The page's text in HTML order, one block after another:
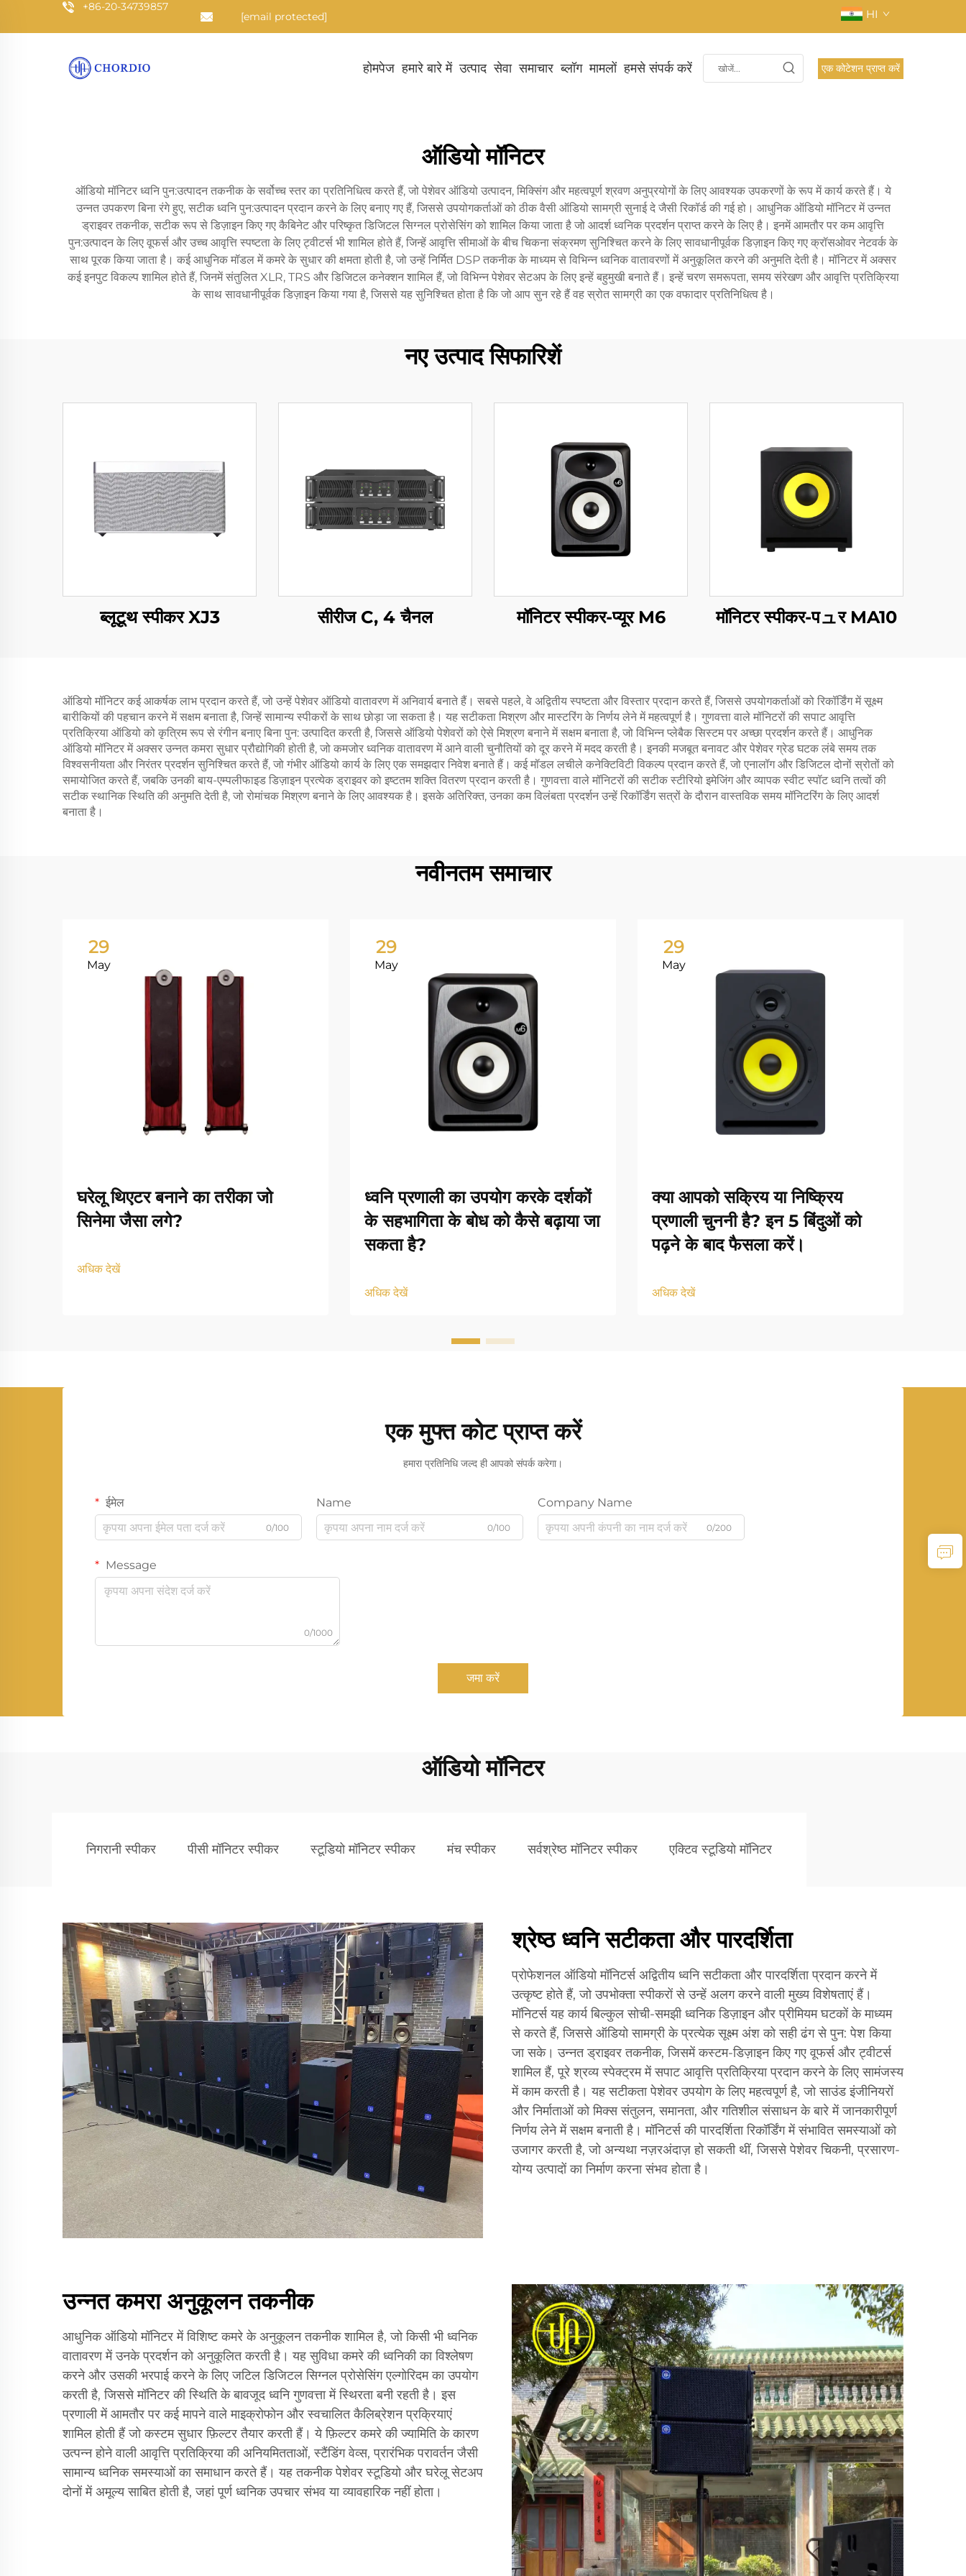
+86-20-34739857
[email protected] HI
होमपेज हमारे बारे में उत्पाद सेवा समाचार ब्लॉग मामलों हमसे संपर्क करें एक कोटेशन प्राप्त करें
ऑडियो मॉनिटर
ऑडियो मॉनिटर ध्वनि पुन:उत्पादन तकनीक के सर्वोच्च स्तर का प्रतिनिधित्व करते हैं, जो पेशेवर ऑडियो उत्पादन, मिक्सिंग और महत्वपूर्ण श्रवण अनुप्रयोगों के लिए आवश्यक उपकरणों के रूप में कार्य करते हैं। ये
उन्नत उपकरण बिना रंगे हुए, सटीक ध्वनि पुन:उत्पादन प्रदान करने के लिए बनाए गए हैं, जिससे उपयोगकर्ताओं को ठीक वैसी ऑडियो सामग्री सुनाई दे जैसी रिकॉर्ड की गई हो। आधुनिक ऑडियो मॉनिटर में उन्नत
ड्राइवर तकनीक, सटीक रूप से डिज़ाइन किए गए कैबिनेट और परिष्कृत डिजिटल सिग्नल प्रोसेसिंग को शामिल किया जाता है जो आदर्श ध्वनिक प्रदर्शन प्राप्त करने के लिए है। इनमें आमतौर पर कम आवृत्ति
पुन:उत्पादन के लिए वूफर्स और उच्च आवृत्ति स्पष्टता के लिए ट्वीटर्स भी शामिल होते हैं, जिन्हें आवृत्ति सीमाओं के बीच चिकना संक्रमण सुनिश्चित करने के लिए सावधानीपूर्वक डिज़ाइन किए गए क्रॉसओवर नेटवर्क के
साथ पूरक किया जाता है। कई आधुनिक मॉडल में कमरे के सुधार की क्षमता होती है, जो उन्हें निर्मित DSP तकनीक के माध्यम से विभिन्न ध्वनिक वातावरणों में अनुकूलित करने की अनुमति देती है। मॉनिटर में अक्सर
कई इनपुट विकल्प शामिल होते हैं, जिनमें संतुलित XLR, TRS और डिजिटल कनेक्शन शामिल हैं, जो विभिन्न पेशेवर सेटअप के लिए इन्हें बहुमुखी बनाते हैं। इन्हें चरण समरूपता, समय संरेखण और आवृत्ति प्रतिक्रिया
के साथ सावधानीपूर्वक डिज़ाइन किया गया है, जिससे यह सुनिश्चित होता है कि जो आप सुन रहे हैं वह स्रोत सामग्री का एक वफादार प्रतिनिधित्व है।
नए उत्पाद सिफारिशें
ब्लूटूथ स्पीकर XJ3 सीरीज C, 4 चैनल मॉनिटर स्पीकर-प्यूर M6 मॉनिटर स्पीकर-पュर MA10
ऑडियो मॉनिटर कई आकर्षक लाभ प्रदान करते हैं, जो उन्हें पेशेवर ऑडियो वातावरण में अनिवार्य बनाते हैं। सबसे पहले, वे अद्वितीय स्पष्टता और विस्तार प्रदान करते हैं, जिससे उपयोगकर्ताओं को रिकॉर्डिंग में सूक्ष्म
बारीकियों की पहचान करने में सक्षम बनाता है, जिन्हें सामान्य स्पीकरों के साथ छोड़ा जा सकता है। यह सटीकता मिश्रण और मास्टरिंग के निर्णय लेने में महत्वपूर्ण है। गुणवत्ता वाले मॉनिटरों की सपाट आवृत्ति
प्रतिक्रिया ऑडियो को कृत्रिम रूप से रंगीन बनाए बिना पुन: उत्पादित करती है, जिससे ऑडियो पेशेवरों को ऐसे मिश्रण बनाने में सक्षम बनाता है, जो विभिन्न प्लेबैक सिस्टम पर अच्छा प्रदर्शन करते हैं। आधुनिक
ऑडियो मॉनिटर में अक्सर उन्नत कमरा सुधार प्रौद्योगिकी होती है, जो कमजोर ध्वनिक वातावरण में आने वाली चुनौतियों को दूर करने में मदद करती है। इनकी मजबूत बनावट और पेशेवर ग्रेड घटक लंबे समय तक
विश्वसनीयता और निरंतर प्रदर्शन सुनिश्चित करते हैं, जो गंभीर ऑडियो कार्य के लिए एक समझदार निवेश बनाते हैं। कई मॉडल लचीले कनेक्टिविटी विकल्प प्रदान करते हैं, जो एनालॉग और डिजिटल दोनों स्रोतों को
समायोजित करते हैं, जबकि उनकी बाय-एम्पलीफाइड डिज़ाइन प्रत्येक ड्राइवर को इष्टतम शक्ति वितरण प्रदान करती है। गुणवत्ता वाले मॉनिटरों की सटीक स्टीरियो इमेजिंग और व्यापक स्वीट स्पॉट ध्वनि तत्वों की
सटीक स्थानिक स्थिति की अनुमति देती है, जो रोमांचक मिश्रण बनाने के लिए आवश्यक है। इसके अतिरिक्त, उनका कम विलंबता प्रदर्शन उन्हें रिकॉर्डिंग सत्रों के दौरान वास्तविक समय मॉनिटरिंग के लिए आदर्श
बनाता है।
नवीनतम समाचार
29
May
घरेलू थिएटर बनाने का तरीका जो
सिनेमा जैसा लगे?
अधिक देखें
29
May
ध्वनि प्रणाली का उपयोग करके दर्शकों
के सहभागिता के बोध को कैसे बढ़ाया जा
सकता है?
अधिक देखें
29
May
क्या आपको सक्रिय या निष्क्रिय
प्रणाली चुननी है? इन 5 बिंदुओं को
पढ़ने के बाद फैसला करें।
अधिक देखें
एक मुफ्त कोट प्राप्त करें
हमारा प्रतिनिधि जल्द ही आपको संपर्क करेगा।
ईमेल
0/100
Name
0/100
Company Name
0/200
Message
0/1000
जमा करें
ऑडियो मॉनिटर
निगरानी स्पीकर पीसी मॉनिटर स्पीकर स्टूडियो मॉनिटर स्पीकर मंच स्पीकर सर्वश्रेष्ठ मॉनिटर स्पीकर एक्टिव स्टूडियो मॉनिटर
श्रेष्ठ ध्वनि सटीकता और पारदर्शिता
प्रोफेशनल ऑडियो मॉनिटर्स अद्वितीय ध्वनि सटीकता और पारदर्शिता प्रदान करने में
उत्कृष्ट होते हैं, जो उपभोक्ता स्पीकरों से उन्हें अलग करने वाली मुख्य विशेषताएं हैं।
मॉनिटर्स यह कार्य बिल्कुल सोची-समझी ध्वनिक डिज़ाइन और प्रीमियम घटकों के माध्यम
से करते हैं, जिससे ऑडियो सामग्री के प्रत्येक सूक्ष्म अंश को सही ढंग से पुन: पेश किया
जा सके। उन्नत ड्राइवर तकनीक, जिसमें कस्टम-डिज़ाइन किए गए वूफर्स और ट्वीटर्स
शामिल हैं, पूरे श्रव्य स्पेक्ट्रम में सपाट आवृत्ति प्रतिक्रिया प्रदान करने के लिए सामंजस्य
में काम करती है। यह सटीकता पेशेवर उपयोग के लिए महत्वपूर्ण है, जो साउंड इंजीनियरों
और निर्माताओं को मिक्स संतुलन, समानता, और गतिशील संसाधन के बारे में जानकारीपूर्ण
निर्णय लेने में सक्षम बनाती है। मॉनिटर्स की पारदर्शिता रिकॉर्डिंग में संभावित समस्याओं को
उजागर करती है, जो अन्यथा नज़रअंदाज़ हो सकती थीं, जिससे पेशेवर चिकनी, प्रसारण-
योग्य उत्पादों का निर्माण करना संभव होता है।
उन्नत कमरा अनुकूलन तकनीक
आधुनिक ऑडियो मॉनिटर में विशिष्ट कमरे के अनुकूलन तकनीक शामिल है, जो किसी भी ध्वनिक
वातावरण में उनके प्रदर्शन को अनुकूलित करती है। यह सुविधा कमरे की ध्वनिकी का विश्लेषण
करने और उसकी भरपाई करने के लिए जटिल डिजिटल सिग्नल प्रोसेसिंग एल्गोरिदम का उपयोग
करती है, जिससे मॉनिटर की स्थिति के बावजूद ध्वनि गुणवत्ता में स्थिरता बनी रहती है। इस
प्रणाली में आमतौर पर कई मापने वाले माइक्रोफोन और स्वचालित कैलिब्रेशन प्रक्रियाएं
शामिल होती हैं जो कस्टम सुधार फ़िल्टर तैयार करती हैं। ये फ़िल्टर कमरे की ज्यामिति के कारण
उत्पन्न होने वाली आवृत्ति प्रतिक्रिया की अनियमितताओं, स्टैंडिंग वेव्स, प्रारंभिक परावर्तन जैसी
सामान्य ध्वनिक समस्याओं का समाधान करते हैं। यह तकनीक पेशेवर स्टूडियो और घरेलू सेटअप
दोनों में अमूल्य साबित होती है, जहां पूर्ण ध्वनिक उपचार संभव या व्यावहारिक नहीं होता।